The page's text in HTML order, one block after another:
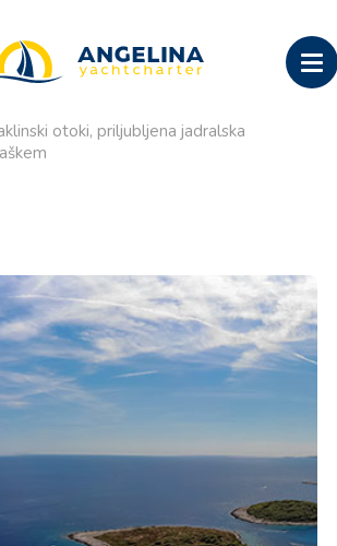
otoki, priljubljena jadralska